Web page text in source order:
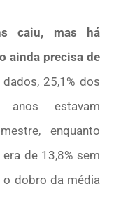
caiu, mas há
ainda precisa de
25,1% dos
estavam
enquanto
de 13,8% sem
dobro da média